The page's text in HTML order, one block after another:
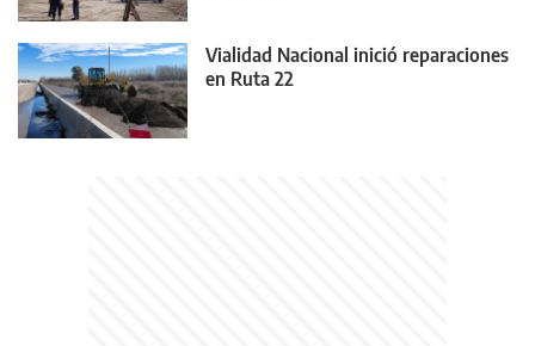
Vialidad Nacional inició reparaciones
en Ruta 22